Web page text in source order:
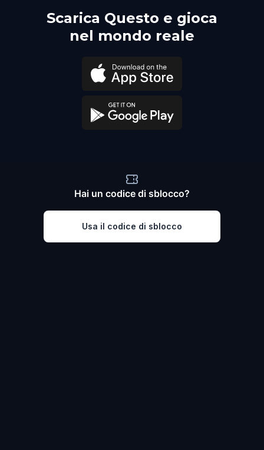
Scarica Questo e gioca
nel mondo reale
Hai un codice di sblocco?
Usa il codice di sblocco